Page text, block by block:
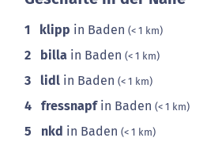
1 klipp in Baden (< 1 km)
2 billa in Baden (< 1 km)
3 lidl in Baden (< 1 km)
4 fressnapfin Baden (< 1 km)
5 nkd in Baden (< 1 km)